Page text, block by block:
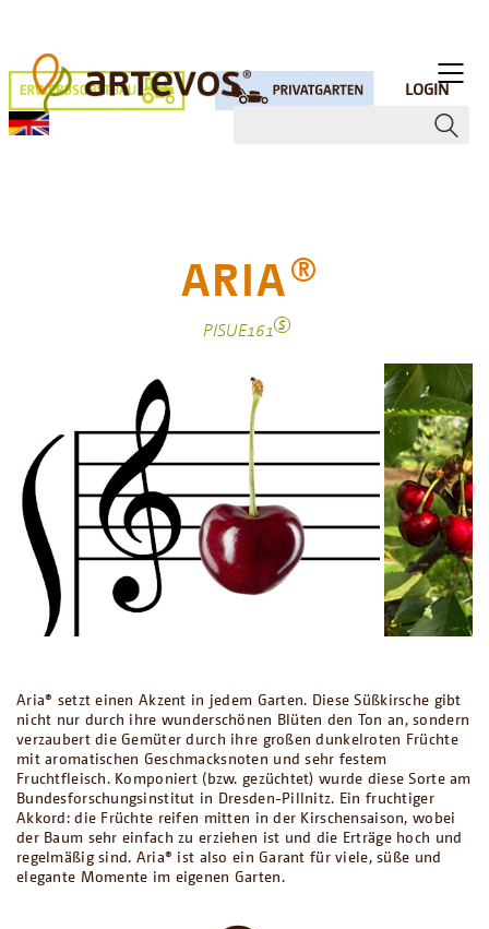
LOGIN
ARIAR
PISUE161S
Aria® setzt einen Akzent in jedem Garten. Diese Süßkirsche gibt
nicht nur durch ihre wunderschönen Blüten den Ton an, sondern
verzaubert die Gemüter durch ihre großen dunkelroten Früchte
mit aromatischen Geschmacksnoten und sehr festem
Fruchtfleisch. Komponiert (bzw. gezüchtet) wurde diese Sorte am
Bundesforschungsinstitut in Dresden-Pillnitz. Ein fruchtiger
Akkord: die Früchte reifen mitten in der Kirschensaison, wobei
der Baum sehr einfach zu erziehen ist und die Erträge hoch und
regelmäßig sind. Aria® ist also ein Garant für viele, süße und
elegante Momente im eigenen Garten.